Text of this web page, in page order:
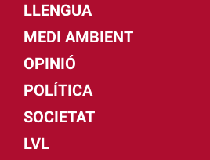
LLENGUA
MEDI AMBIENT
OPINIÓ
POLÍTICA
SOCIETAT
LVL